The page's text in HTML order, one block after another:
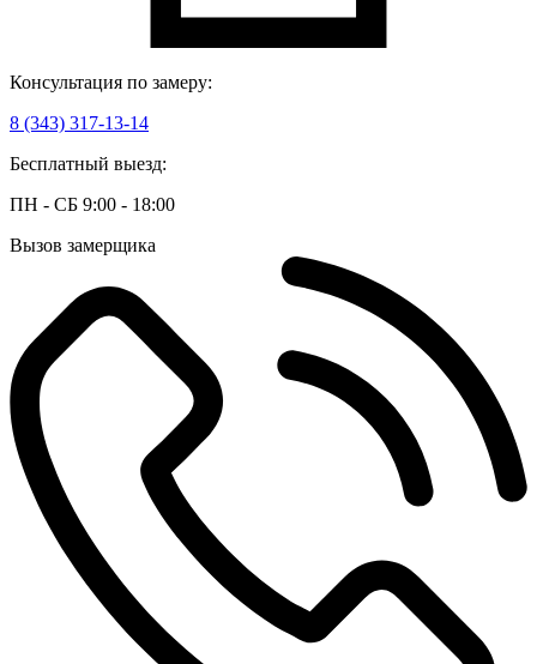
Консультация по замеру:
8 (343) 317-13-14
Бесплатный выезд:
ПН - СБ 9:00 - 18:00
Вызов замерщика